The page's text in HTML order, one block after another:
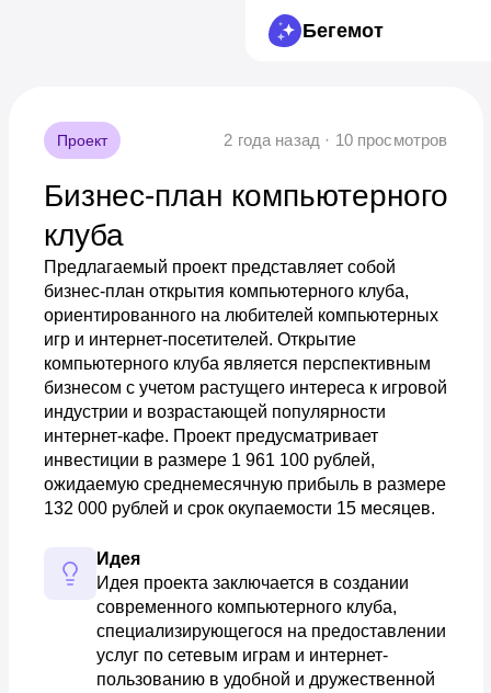
Бегемот
Проект 2 года назад · 10 просмотров
Бизнес-план компьютерного
клуба
Предлагаемый проект представляет собой
бизнес-план открытия компьютерного клуба,
ориентированного на любителей компьютерных
игр и интернет-посетителей. Открытие
компьютерного клуба является перспективным
бизнесом с учетом растущего интереса к игровой
индустрии и возрастающей популярности
интернет-кафе. Проект предусматривает
инвестиции в размере 1 961 100 рублей,
ожидаемую среднемесячную прибыль в размере
132 000 рублей и срок окупаемости 15 месяцев.
Идея
Идея проекта заключается в создании
современного компьютерного клуба,
специализирующегося на предоставлении
услуг по сетевым играм и интернет-
пользованию в удобной и дружественной